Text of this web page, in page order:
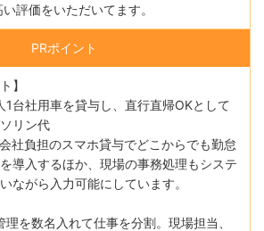
評価をいただいてます。
PRポイント
】
1台社用車を貸与し、直行直帰OKとして
リン代
社負担のスマホ貸与でどこからでも勤怠
導入するほか、現場の事務処理もシステ
ながら入力可能にしています。
理を数名入れて仕事を分割。現場担当、